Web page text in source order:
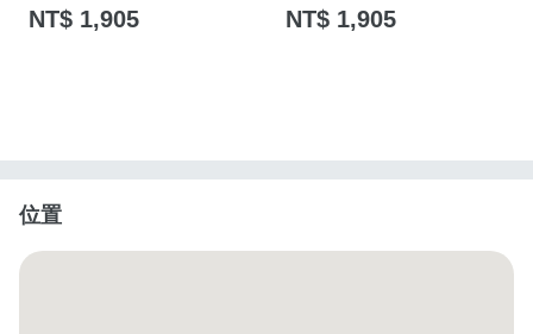
NT$ 1,905 NT$ 1,905
位置